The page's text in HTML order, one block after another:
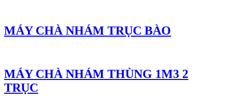
MÁY CHÀ NHÁM TRỤC BÀO
MÁY CHÀ NHÁM THÙNG 1M3 2
TRỤC